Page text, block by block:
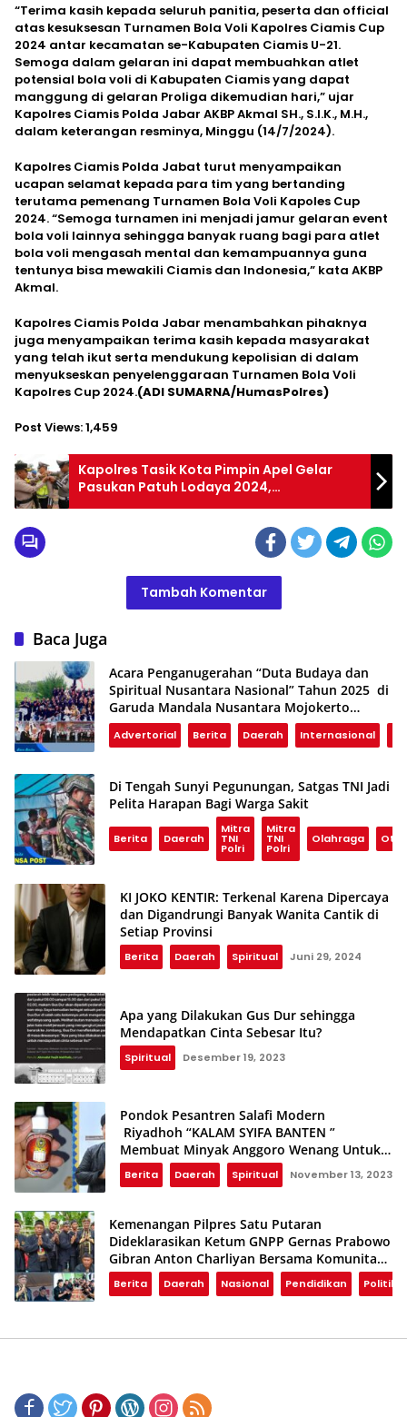
“Terima kasih kepada seluruh panitia, peserta dan official
atas kesuksesan Turnamen Bola Voli Kapolres Ciamis Cup
2024 antar kecamatan se-Kabupaten Ciamis U-21.
Semoga dalam gelaran ini dapat membuahkan atlet
potensial bola voli di Kabupaten Ciamis yang dapat
manggung di gelaran Proliga dikemudian hari,” ujar
Kapolres Ciamis Polda Jabar AKBP Akmal SH., S.I.K., M.H.,
dalam keterangan resminya, Minggu (14/7/2024).
Kapolres Ciamis Polda Jabat turut menyampaikan
ucapan selamat kepada para tim yang bertanding
terutama pemenang Turnamen Bola Voli Kapoles Cup
2024. “Semoga turnamen ini menjadi jamur gelaran event
bola voli lainnya sehingga banyak ruang bagi para atlet
bola voli mengasah mental dan kemampuannya guna
tentunya bisa mewakili Ciamis dan Indonesia,” kata AKBP
Akmal.
Kapolres Ciamis Polda Jabar menambahkan pihaknya
juga menyampaikan terima kasih kepada masyarakat
yang telah ikut serta mendukung kepolisian di dalam
menyukseskan penyelenggaraan Turnamen Bola Voli
Kapolres Cup 2024.(ADI SUMARNA/HumasPolres)
Post Views:1,459
Kapolres Tasik Kota Pimpin Apel Gelar
Pasukan Patuh Lodaya 2024,
Dilaksanakan Selama 14 Hari.
Tambah Komentar
Baca Juga
Acara Penganugerahan “Duta Budaya dan
Spiritual Nusantara Nasional” Tahun 2025 di
Garuda Mandala Nusantara Mojokerto
Berlangsung Semarak
Advertorial Berita Daerah Internasional
Di Tengah Sunyi Pegunungan, Satgas TNI Jadi
Pelita Harapan Bagi Warga Sakit
Berita Daerah
Mitra
TNI
Polri
Mitra
TNI
Polri
Olahraga
KI JOKO KENTIR: Terkenal Karena Dipercaya
dan Digandrungi Banyak Wanita Cantik di
Setiap Provinsi
Berita Daerah Spiritual Juni 29, 2024
Apa yang Dilakukan Gus Dur sehingga
Mendapatkan Cinta Sebesar Itu?
Spiritual Desember 19, 2023
Pondok Pesantren Salafi Modern
Riyadhoh “KALAM SYIFA BANTEN ”
Membuat Minyak Anggoro Wenang Untuk
Mengobati Berbagai Penyakit Medis dan
Non Medis
Berita Daerah Spiritual November 13, 2023
Kemenangan Pilpres Satu Putaran
Dideklarasikan Ketum GNPP Gernas Prabowo
Gibran Anton Charliyan Bersama Komunitas
Budaya Jabar Banten
Berita Daerah Nasional Pendidikan Politik